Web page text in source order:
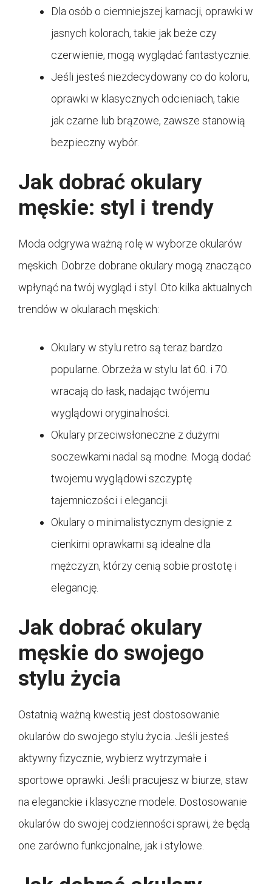
Dla osób o ciemniejszej karnacji, oprawki w
jasnych kolorach, takie jak beże czy
czerwienie, mogą wyglądać fantastycznie.
Jeśli jesteś niezdecydowany co do koloru,
oprawki w klasycznych odcieniach, takie
jak czarne lub brązowe, zawsze stanowią
bezpieczny wybór.
Jak dobrać okulary
męskie: styl i trendy
Moda odgrywa ważną rolę w wyborze okularów
męskich. Dobrze dobrane okulary mogą znacząco
wpłynąć na twój wygląd i styl. Oto kilka aktualnych
trendów w okularach męskich:
Okulary w stylu retro są teraz bardzo
popularne. Obrzeża w stylu lat 60. i 70.
wracają do łask, nadając twójemu
wyglądowi oryginalności.
Okulary przeciwsłoneczne z dużymi
soczewkami nadal są modne. Mogą dodać
twojemu wyglądowi szczyptę
tajemniczości i elegancji.
Okulary o minimalistycznym designie z
cienkimi oprawkami są idealne dla
mężczyzn, którzy cenią sobie prostotę i
elegancję.
Jak dobrać okulary
męskie do swojego
stylu życia
Ostatnią ważną kwestią jest dostosowanie
okularów do swojego stylu życia. Jeśli jesteś
aktywny fizycznie, wybierz wytrzymałe i
sportowe oprawki. Jeśli pracujesz w biurze, staw
na eleganckie i klasyczne modele. Dostosowanie
okularów do swojej codzienności sprawi, że będą
one zarówno funkcjonalne, jak i stylowe.